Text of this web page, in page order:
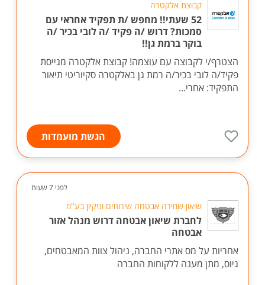
קבוצת אלקטרה
52 שעתי!! מחפש /ת תפקיד אחראי עם
סמכות? דרוש /ה פקיד /ה לובי בכיר /ה
בוקר ברמת גן!!
הצטרף/י לקבוצה עם עוצמה! קבוצת אלקטרה מגייסת
פקיד/ה לובי בכיר/ה רמת גן באלקטרה סקיוריטי תיאור
התפקיד: אחרי...
הגשת מועמדות
לפני 7 שעות
שיאון שמירה אבטחה שירותים וניקיון בע"מ
לחברת שיאון אבטחה דרוש מנהל אזור
אבטחה
אחריות על מס אתרי החברה, ניהול צוות המאבטחים,
גיוס, מתן מענה ללקוחות החברה